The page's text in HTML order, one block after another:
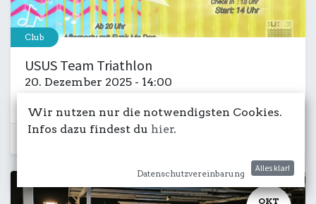
Club
USUS Team Triathlon
20. Dezember 2025 - 14:00
OKT
Wir nutzen nur die notwendigsten Cookies.
Infos dazu findest du hier.
Datenschutzvereinbarung
Alles klar!